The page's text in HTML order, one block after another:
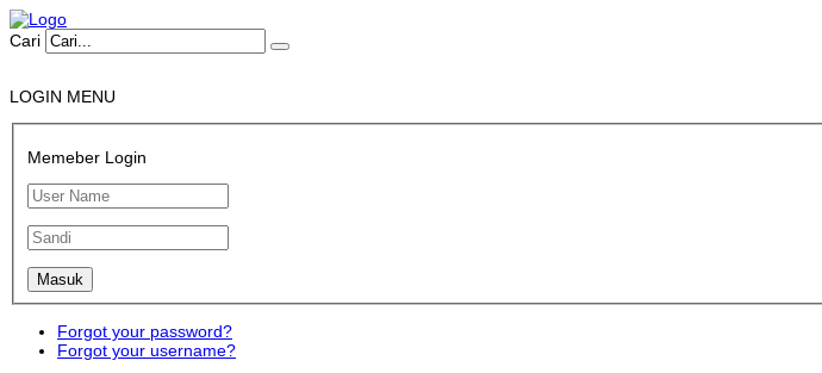
Cari
LOGIN MENU
Memeber Login
Forgot your password?
Forgot your username?